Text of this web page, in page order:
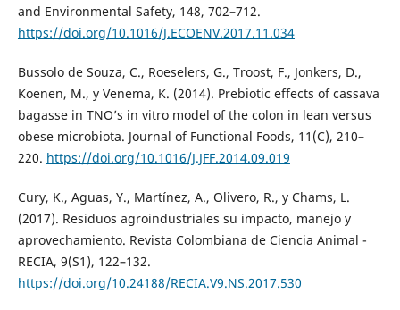
and Environmental Safety, 148, 702–712.
https://doi.org/10.1016/J.ECOENV.2017.11.034
Bussolo de Souza, C., Roeselers, G., Troost, F., Jonkers, D.,
Koenen, M., y Venema, K. (2014). Prebiotic effects of cassava
bagasse in TNO’s in vitro model of the colon in lean versus
obese microbiota. Journal of Functional Foods, 11(C), 210–
220. https://doi.org/10.1016/J.JFF.2014.09.019
Cury, K., Aguas, Y., Martínez, A., Olivero, R., y Chams, L.
(2017). Residuos agroindustriales su impacto, manejo y
aprovechamiento. Revista Colombiana de Ciencia Animal -
RECIA, 9(S1), 122–132.
https://doi.org/10.24188/RECIA.V9.NS.2017.530